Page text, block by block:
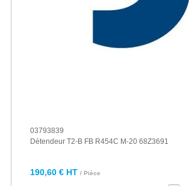
03793839
Détendeur T2-B FB R454C M-20 68Z3691
190,60 € HT / Pièce